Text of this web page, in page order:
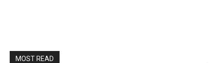
MOST READ